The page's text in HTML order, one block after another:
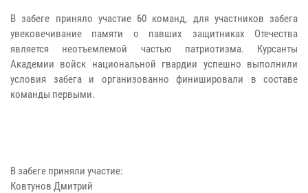
В забеге приняло участие 60 команд, для участников забега
увековечивание памяти о павших защитниках Отечества
является неотъемлемой частью патриотизма. Курсанты
Академии войск национальной гвардии успешно выполнили
условия забега и организованно финишировали в составе
команды первыми.
В забеге приняли участие:
Ковтунов Дмитрий